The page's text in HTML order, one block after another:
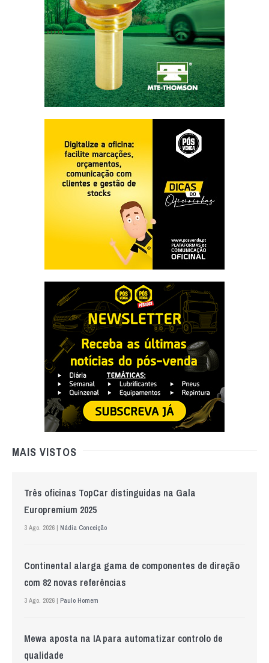
MAIS VISTOS
Três oficinas TopCar distinguidas na Gala
Europremium 2025
3 Ago. 2026 | Nádia Conceição
Continental alarga gama de componentes de direção
com 82 novas referências
3 Ago. 2026 | Paulo Homem
Mewa aposta na IA para automatizar controlo de
qualidade